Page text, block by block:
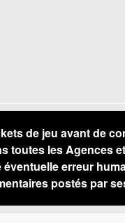
de jeu avant de
toutes les Agences
erreur
postés par